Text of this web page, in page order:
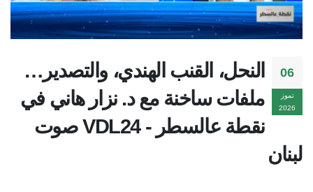
06
تموز
2026
النحل، القنب الهندي، والتصدير…
ملفات ساخنة مع د. نزار هاني في
نقطة عالسطر - VDL24 صوت
لبنان